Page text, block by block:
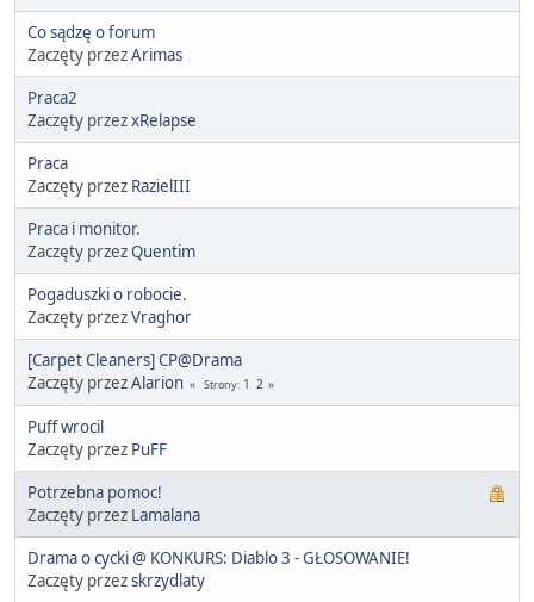
Co sądzę o forum
Zaczęty przezArimas
Praca2
Zaczęty przezxRelapse
Praca
Zaczęty przez RazielIII
Praca i monitor.
Zaczęty przezQuentim
Pogaduszki o robocie.
Zaczęty przezVraghor
[Carpet Cleaners] CP@Drama
Zaczęty przezAlarion Strony 1 2
Puff wrocil
Zaczęty przez PuFF
Potrzebna pomoc!
Zaczęty przez Lamalana
Drama o cycki @ KONKURS: Diablo 3 - GŁOSOWANIE!
Zaczęty przezskrzydlaty